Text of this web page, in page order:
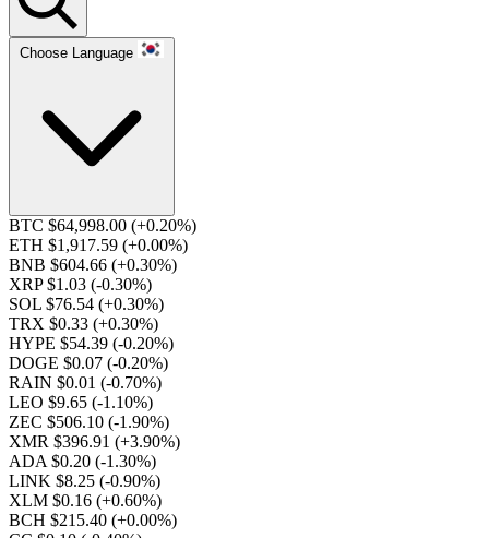
Choose Language
BTC $64,998.00 (+0.20%)
ETH $1,917.59 (+0.00%)
BNB $604.66 (+0.30%)
XRP $1.03 (-0.30%)
SOL $76.54 (+0.30%)
TRX $0.33 (+0.30%)
HYPE $54.39 (-0.20%)
DOGE $0.07 (-0.20%)
RAIN $0.01 (-0.70%)
LEO $9.65 (-1.10%)
ZEC $506.10 (-1.90%)
XMR $396.91 (+3.90%)
ADA $0.20 (-1.30%)
LINK $8.25 (-0.90%)
XLM $0.16 (+0.60%)
BCH $215.40 (+0.00%)